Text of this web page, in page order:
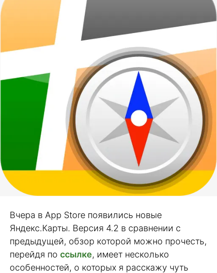
Вчера в App Store появились новые
Яндекс.Карты. Версия 4.2 в сравнении с
предыдущей, обзор которой можно прочесть,
перейдя по ссылке, имеет несколько
особенностей, о которых я расскажу чуть